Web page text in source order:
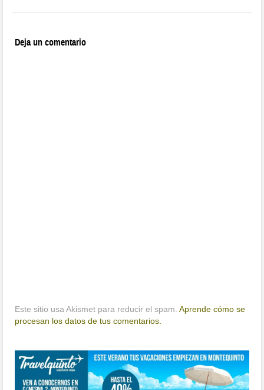
Deja un comentario
Este sitio usa Akismet para reducir el spam.Aprende cómo se
procesan los datos de tus comentarios.